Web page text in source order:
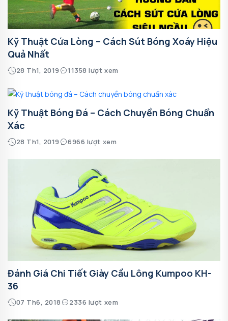
Kỹ Thuật Cứa Lòng – Cách Sút Bóng Xoáy Hiệu
Quả Nhất
28 Th1, 2019 11358 lượt xem
Kỹ Thuật Bóng Đá – Cách Chuyền Bóng Chuẩn
Xác
28 Th1, 2019 6966 lượt xem
Đánh Giá Chi Tiết Giày Cầu Lông Kumpoo KH-
36
07 Th6, 2018 2336 lượt xem